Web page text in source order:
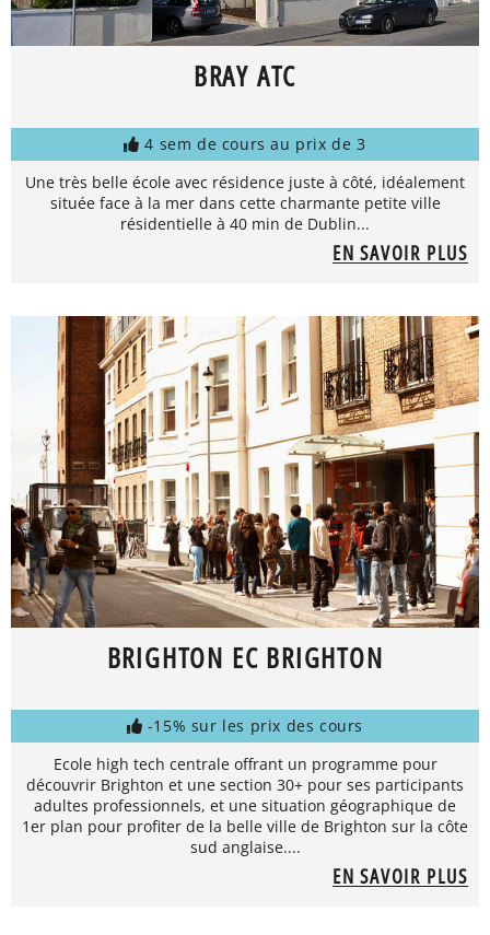
BRAY ATC
4 sem de cours au prix de 3
Une très belle école avec résidence juste à côté, idéalement
située face à la mer dans cette charmante petite ville
résidentielle à 40 min de Dublin...
EN SAVOIR PLUS
BRIGHTON EC BRIGHTON
-15% sur les prix des cours
Ecole high tech centrale offrant un programme pour
découvrir Brighton et une section 30+ pour ses participants
adultes professionnels, et une situation géographique de
1er plan pour profiter de la belle ville de Brighton sur la côte
sud anglaise....
EN SAVOIR PLUS